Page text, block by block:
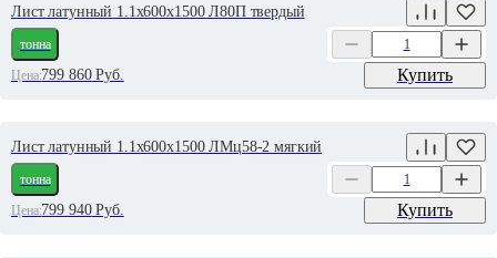
Лист латунный 1.1х600х1500 Л80П твердый
тонна
Цена:799 860Руб. Купить
Лист латунный 1.1х600х1500 ЛМц58-2 мягкий
тонна
Цена:799 940Руб. Купить